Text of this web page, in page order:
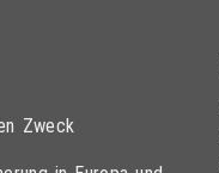
Zweck